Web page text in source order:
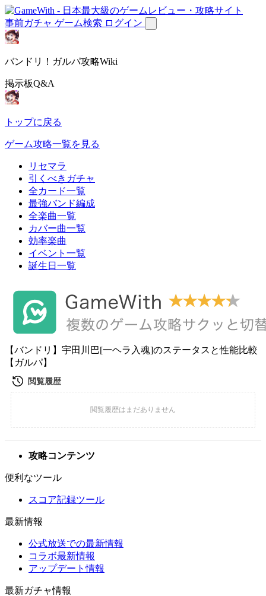
事前ガチャ ゲーム検索 ログイン
バンドリ！ガルパ攻略Wiki
掲示板Q&A
トップに戻る
ゲーム攻略一覧を見る
リセマラ
引くべきガチャ
全カード一覧
最強バンド編成
全楽曲一覧
カバー曲一覧
効率楽曲
イベント一覧
誕生日一覧
【バンドリ】宇田川巴[一ヘラ入魂]のステータスと性能比較
【ガルパ】
攻略コンテンツ
便利なツール
スコア記録ツール
最新情報
公式放送での最新情報
コラボ最新情報
アップデート情報
最新ガチャ情報